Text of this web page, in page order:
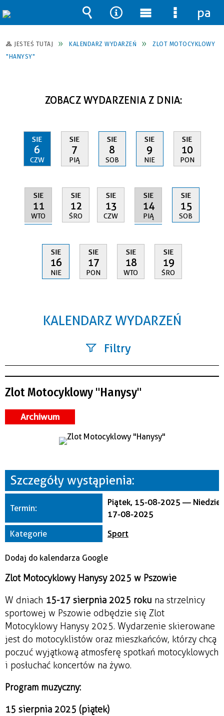
JESTEŚ TUTAJ KALENDARZ WYDARZEŃ
ZLOT MOTOCYKLOWY
"HANYSY"
ZOBACZ WYDARZENIA Z DNIA:
SIE
6
CZW
SIE
7
PIĄ
SIE
8
SOB
SIE
9
NIE
SIE
10
PON
SIE
11
WTO
SIE
12
ŚRO
SIE
13
CZW
SIE
14
PIĄ
SIE
15
SOB
SIE
16
NIE
SIE
17
PON
SIE
18
WTO
SIE
19
ŚRO
KALENDARZ WYDARZEŃ
Filtry
Kategoria
—
Organizator
Zlot Motocyklowy "Hanysy"
Archiwum
Szczegóły wystąpienia:
Termin:
Piątek, 15-08-2025 —
17-08-2025
Kategorie
Sport
Dodaj do kalendarza Google
Zlot Motocyklowy Hanysy 2025 w Pszowie
W dniach 15-17 sierpnia 2025 roku na strzelnicy
sportowej w Pszowie odbędzie się Zlot
Motocyklowy Hanysy 2025. Wydarzenie skierowane
jest do motocyklistów oraz mieszkańców, którzy chcą
poczuć wyjątkową atmosferę spotkań motocyklowych
i posłuchać koncertów na żywo.
Program muzyczny:
15 sierpnia 2025 (piątek)
Wyszukiwarka
Narzędzia
Menu
główne
Menu